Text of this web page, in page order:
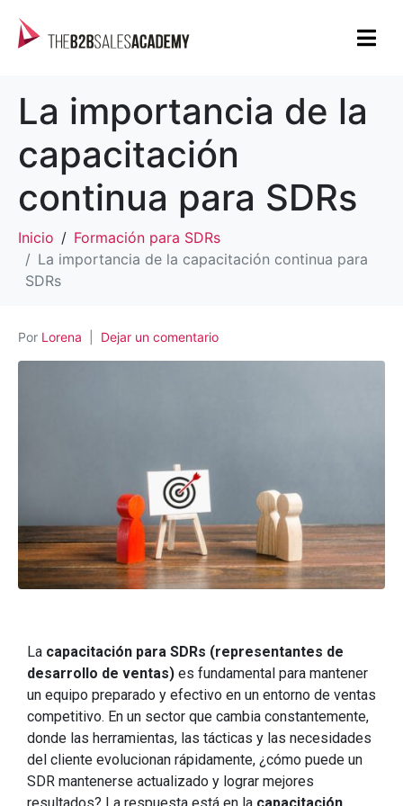
La importancia de la
capacitación
continua para SDRs
Inicio
Formación para SDRs
La importancia de la capacitación continua para
SDRs
Por Lorena Dejar un comentario
La capacitación para SDRs (representantes de
desarrollo de ventas) es fundamental para mantener
un equipo preparado y efectivo en un entorno de ventas
competitivo. En un sector que cambia constantemente,
donde las herramientas, las tácticas y las necesidades
del cliente evolucionan rápidamente, ¿cómo puede un
SDR mantenerse actualizado y lograr mejores